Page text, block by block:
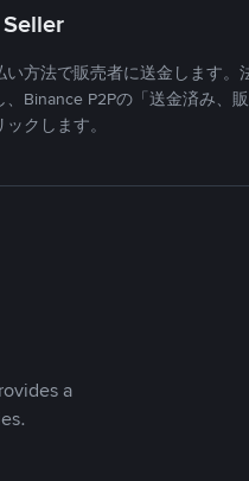
い方法で販売者に送金します。
、Binance P2Pの「送金済み、
クします。
a